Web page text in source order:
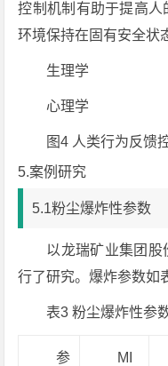
控制机制有助于提高
环境保持在固有安全状
生理学
心理学
图4 人类行为反馈
5.案例研究
5.1粉尘爆炸性参数
以龙瑞矿业集团股
行了研究。爆炸参数如
表3 粉尘爆炸性参
参
MI